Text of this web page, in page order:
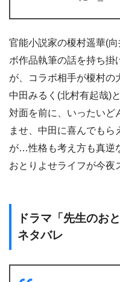
官能小説家の榎村遥華(
ボ作品執筆の話を持ち掛
が、コラボ相手が榎村の
中田みるく(北村有起哉)
対面を前に、いったいど
ませ、中田に喜んでもら
が…性格も考え方も真逆
おとりよせライフが今夜
ドラマ「先生のお
ネタバレ